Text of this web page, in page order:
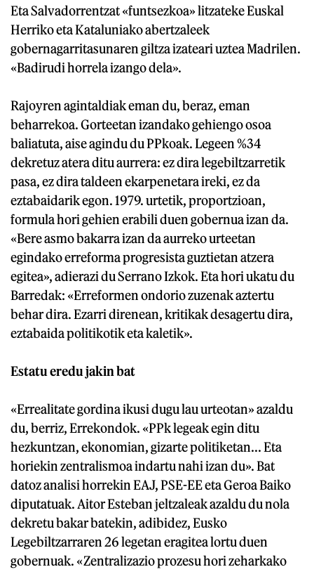
Eta Salvadorrentzat «funtsezkoa» litzateke Euskal
Herriko eta Kataluniako abertzaleek
gobernagarritasunaren giltza izateari uztea Madrilen.
«Badirudi horrela izango dela».
Rajoyren agintaldiak eman du, beraz, eman
beharrekoa. Gorteetan izandako gehiengo osoa
baliatuta, aise agindu du PPkoak. Legeen %34
dekretuz atera ditu aurrera: ez dira legebiltzarretik
pasa, ez dira taldeen ekarpenetara ireki, ez da
eztabaidarik egon. 1979. urtetik, proportzioan,
formula hori gehien erabili duen gobernua izan da.
«Bere asmo bakarra izan da aurreko urteetan
egindako erreforma progresista guztietan atzera
egitea», adierazi du Serrano Izkok. Eta hori ukatu du
Barredak: «Erreformen ondorio zuzenak aztertu
behar dira. Ezarri direnean, kritikak desagertu dira,
eztabaida politikotik eta kaletik».
Estatu eredu jakin bat
«Errealitate gordina ikusi dugu lau urteotan» azaldu
du, berriz, Errekondok. «PPk legeak egin ditu
hezkuntzan, ekonomian, gizarte politiketan... Eta
horiekin zentralismoa indartu nahi izan du». Bat
datoz analisi horrekin EAJ, PSE-EE eta Geroa Baiko
diputatuak. Aitor Esteban jeltzaleak azaldu du nola
dekretu bakar batekin, adibidez, Eusko
Legebiltzarraren 26 legetan eragitea lortu duen
gobernuak. «Zentralizazio prozesu hori zeharkako